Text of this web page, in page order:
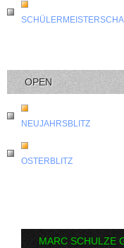
OPEN
NEUJAHRSBLITZ
OSTERBLITZ
MARC SCHULZE